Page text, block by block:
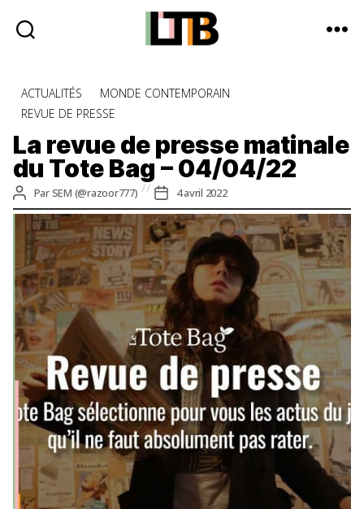
Bag
Média
d'information
quotidienne
Catégories
ACTUALITÉS
MONDE CONTEMPORAIN
REVUE DE PRESSE
La revue de presse matinale
du Tote Bag – 04/04/22
Auteur
de
l’article
ParSEM (@razoor777)
Date
de
l’article
4 avril 2022